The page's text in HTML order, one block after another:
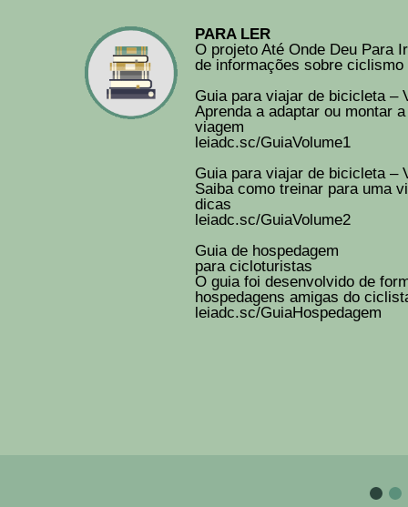
PARA LER
O projeto Até Onde Deu Para
de informações sobre
Guia para viajar de bicicleta –
Aprenda a adaptar ou montar
viagem
leiadc.sc/GuiaVolume1
Guia para viajar de bicicleta –
Saiba como treinar para uma
dicas
leiadc.sc/GuiaVolume2
Guia de hospedagem
para cicloturistas
O guia foi desenvolvido de
hospedagens amigas do
leiadc.sc/GuiaHospedagem